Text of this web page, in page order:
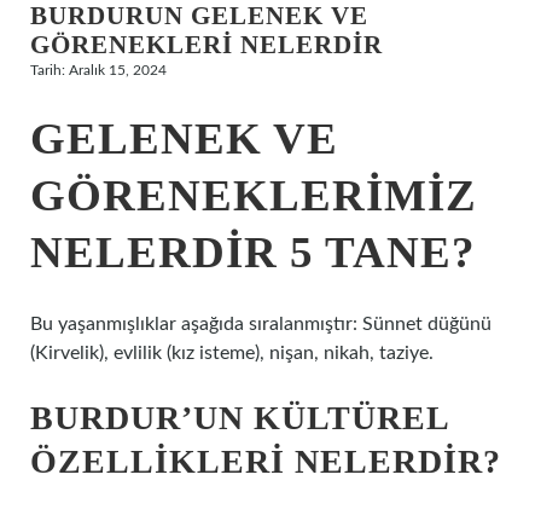
Hakkımızda
BURDURUN GELENEK VE
GÖRENEKLERI NELERDIR
Tarih: Aralık 15, 2024
GELENEK VE
GÖRENEKLERIMIZ
NELERDIR 5 TANE?
Bu yaşanmışlıklar aşağıda sıralanmıştır: Sünnet düğünü
(Kirvelik), evlilik (kız isteme), nişan, nikah, taziye.
BURDUR’UN KÜLTÜREL
ÖZELLIKLERI NELERDIR?